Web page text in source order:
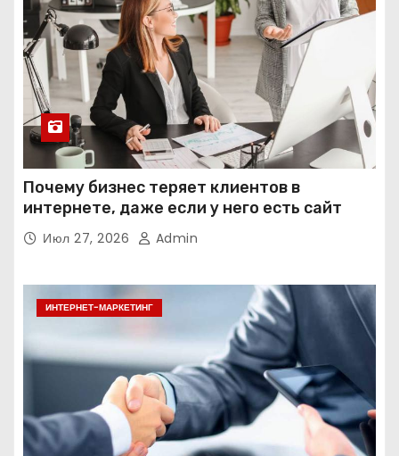
Почему бизнес теряет клиентов в
интернете, даже если у него есть сайт
Июл 27, 2026 Admin
ИНТЕРНЕТ-МАРКЕТИНГ